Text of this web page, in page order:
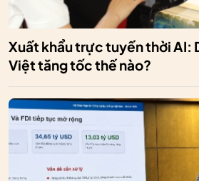
Xuất khẩu trực tuyến thời AI:
Việt tăng tốc thế nào?